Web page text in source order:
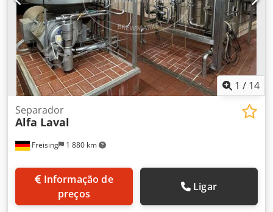
1 / 14
Freising 1 880 km
Separador
Alfa Laval
preços
Ligar